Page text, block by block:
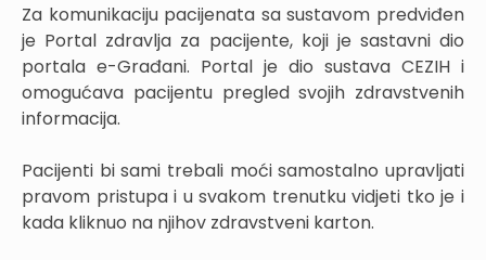
Za komunikaciju pacijenata sa sustavom predviđen
je Portal zdravlja za pacijente, koji je sastavni dio
portala e-Građani. Portal je dio sustava CEZIH i
omogućava pacijentu pregled svojih zdravstvenih
informacija.
Pacijenti bi sami trebali moći samostalno upravljati
pravom pristupa i u svakom trenutku vidjeti tko je i
kada kliknuo na njihov zdravstveni karton.